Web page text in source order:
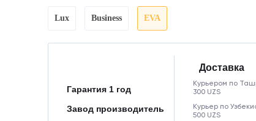
Lux Business EVA
Гарантия 1 год
Завод производитель
Доставка
Курьером по
300 UZS
Курьер по
500 UZS